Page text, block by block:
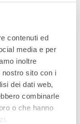
contenuti ed
media e per
inoltre
sito con i
dei dati web,
combinarle
o che hanno